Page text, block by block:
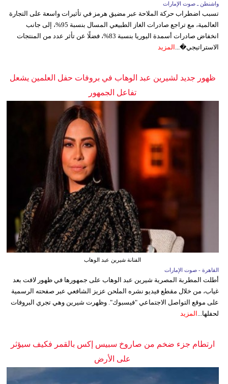
واشنطن ـ صوت الإمارات
تسبب اضطراب حركة الملاحة عبر مضيق هرمز في تأثيرات واسعة على التجارة
العالمية، مع تراجع صادرات الغاز الطبيعي المسال بنسبة 95%، إلى جانب
انخفاض صادرات أسمدة اليوريا بنسبة 83%، فضلًا عن تأثر عدد من المنتجات
الاستراتيجي�... المزيد
ظهور جديد لشيرين عبد الوهاب في بروفات حفل العلمين يشعل
تفاعل الجمهور
الفنانة شيرين عبد الوهاب
القاهرة - صوت الإمارات
أطلت المطربة المصرية شيرين عبد الوهاب على جمهورها في ظهور لافت بعد
غياب، من خلال مقطع فيديو نشره الملحن عزيز الشافعي عبر صفحته الرسمية
على موقع التواصل الاجتماعي "فيسبوك". وظهرت شيرين وهي تجري البروفات
لحفلها... المزيد
ارتطام جزء ضخم من صاروخ سبيس إكس بالقمر فكيف سيؤثر
على الأرض